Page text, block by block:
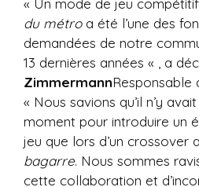
« Un mode de jeu compétitif
du métroa été l’une des
demandées de notre
13 dernières années « , a
ZimmermannResponsable
« Nous savions qu’il n’y
moment pour introduire un
jeu que lors d’un crossover
bagarre. Nous sommes
cette collaboration et